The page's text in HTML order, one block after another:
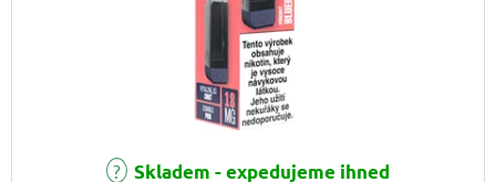
Skladem - expedujeme ihned